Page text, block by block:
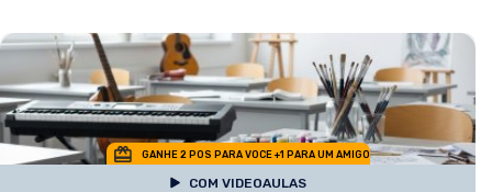
GANHE 2 POS PARA VOCE +1 PARA UM AMIGO
COM VIDEOAULAS